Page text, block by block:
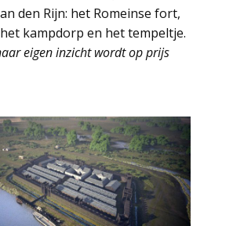
den Rijn: het Romeinse fort,
kampdorp en het tempeltje.
eigen inzicht wordt op prijs